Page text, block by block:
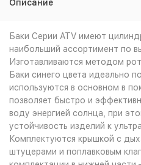
Описание
Баки Серии ATV имеют
наибольший ассортимент по
Изготавливаются методом
Баки синего цвета идеально
используются в основном в
позволяет быстро и
воду энергией солнца, при
устойчивость изделий к
Комплектуются крышкой с
штуцерами и поплавковым